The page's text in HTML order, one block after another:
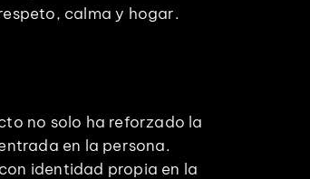
calma y hogar.
no solo ha reforzado la
en la persona.
identidad propia en la